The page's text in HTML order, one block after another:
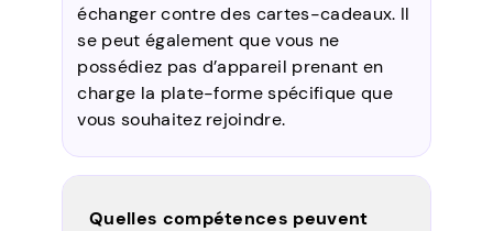
échanger contre des cartes-cadeaux. Il
se peut également que vous ne
possédiez pas d’appareil prenant en
charge la plate-forme spécifique que
vous souhaitez rejoindre.
Quelles compétences peuvent